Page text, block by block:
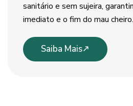
sanitário e sem sujeira,
imediato e o fim do mau cheiro.
Saiba Mais